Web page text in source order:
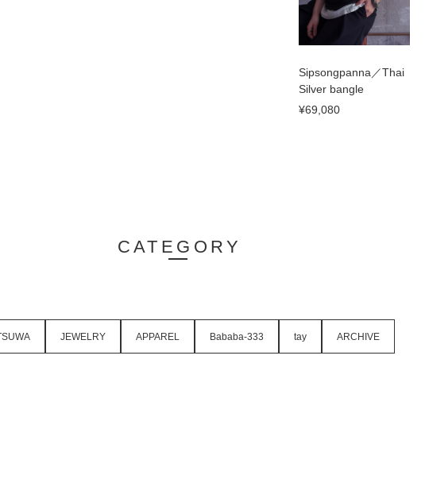
Sipsongpanna／Thai
Silver bangle
¥69,080
CATEGORY
JEWELRY APPAREL Bababa-333 tay ARCHIVE